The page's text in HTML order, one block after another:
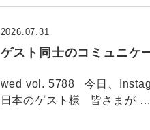
ゲスト同士のコミュニケ
2026.07.31
wed vol. 5788 今日、
日本のゲスト様 皆さまが …